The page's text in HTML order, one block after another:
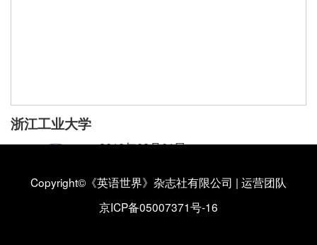
浙江工业大学
2019年03月01日
浙江工业大学外国语学院简介 【详情】
Copyright©《英语世界》杂志社有限公司 | 运营团队
京ICP备05007371号-16